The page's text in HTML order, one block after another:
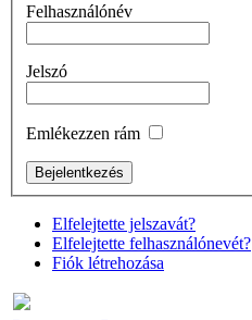
Felhasználónév
Jelszó
Emlékezzen rám
Elfelejtette jelszavát?
Elfelejtette felhasználónevét?
Fiók létrehozása